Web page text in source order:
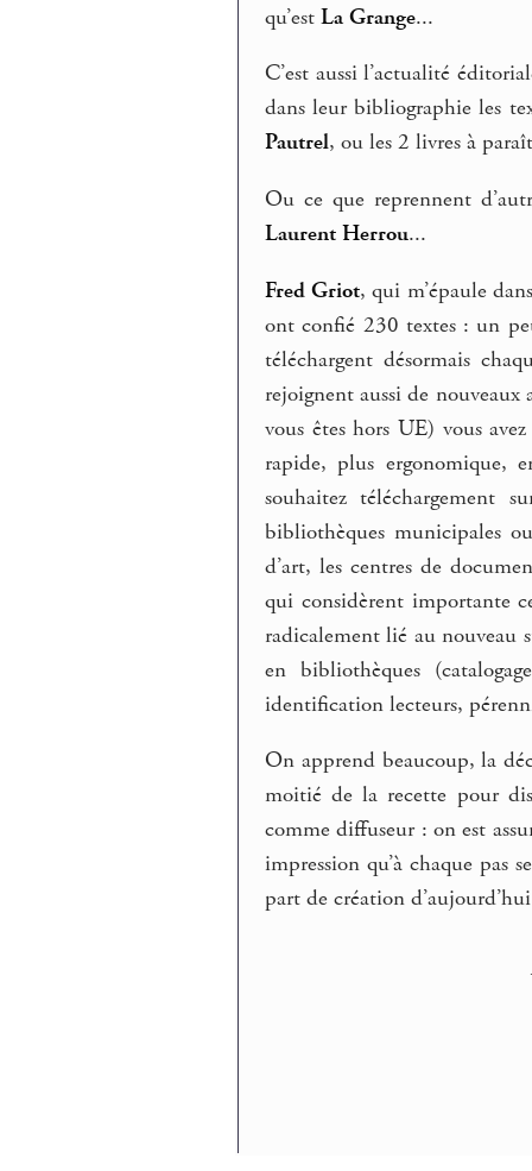
qu’estLa Grange...
C’est aussi l’actualité
dans leur bibliographie les
Pautrel, ou les 2 livres à
Ou ce que reprennent
Laurent Herrou...
Fred Griot, qui m’épaule
ont confié 230 textes : un
téléchargent désormais
rejoignent aussi de
vous êtes hors UE) vous
rapide, plus ergonomique,
souhaitez téléchargement
bibliothèques municipales
d’art, les centres de
qui considèrent importante
radicalement lié au nouveau
en bibliothèques
identification lecteurs,
On apprend beaucoup, la
moitié de la recette pour
comme diffuseur : on est
impression qu’à chaque pas
part de création